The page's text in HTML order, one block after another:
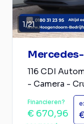
1/21
116 CDI
- Camera -
Financieren?
€ 670,96